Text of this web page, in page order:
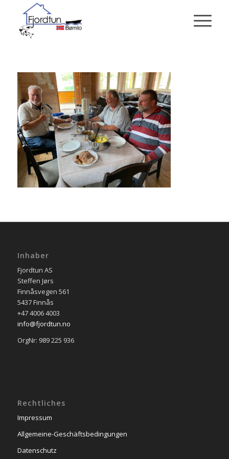
Inhaber
Fjordtun AS
Steffen Jørs
Finnåsvegen 561
5437 Finnås
+47 4006 4003
info@fjordtun.no
OrgNr: 989 225 936
Rechtliches
Impressum
Allgemeine-Geschäftsbedingungen
Datenschutz